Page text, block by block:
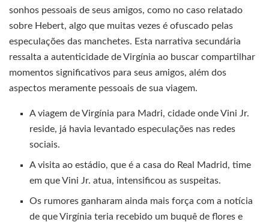
sonhos pessoais de seus amigos, como no caso relatado
sobre Hebert, algo que muitas vezes é ofuscado pelas
especulações das manchetes. Esta narrativa secundária
ressalta a autenticidade de Virgínia ao buscar compartilhar
momentos significativos para seus amigos, além dos
aspectos meramente pessoais de sua viagem.
A viagem de Virgínia para Madri, cidade onde Vini Jr.
reside, já havia levantado especulações nas redes
sociais.
A visita ao estádio, que é a casa do Real Madrid, time
em que Vini Jr. atua, intensificou as suspeitas.
Os rumores ganharam ainda mais força com a notícia
de que Virgínia teria recebido um buquê de flores e